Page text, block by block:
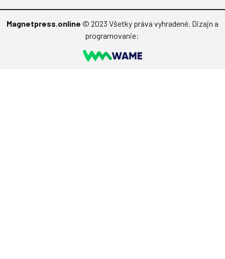
Magnetpress.online © 2023 Všetky práva vyhradené. Dizajn a
programovanie: